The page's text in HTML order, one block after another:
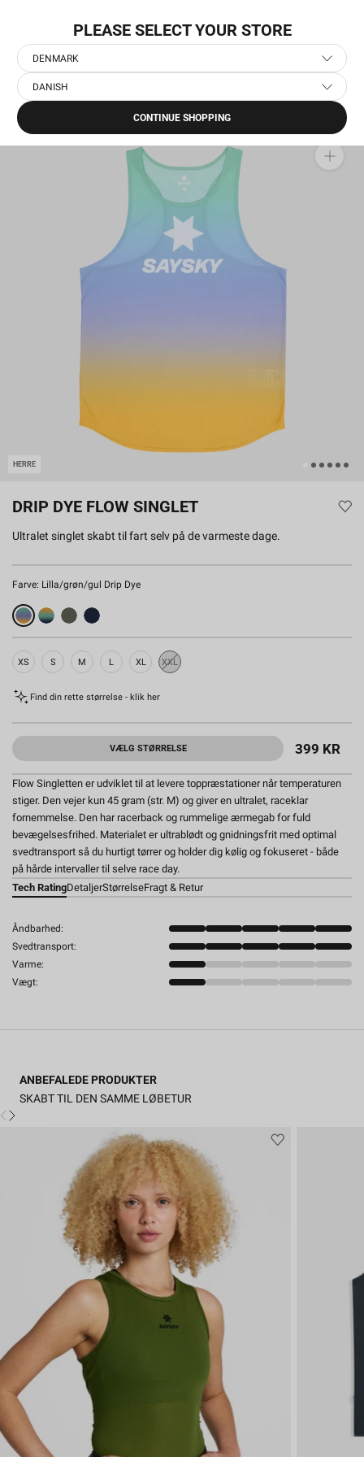
indhold
Hjem
HERRE
DRIP DYE FLOW SINGLET
Ultralet singlet skabt til fart selv på de varmeste dage.
Farve: Lilla/grøn/gul Drip Dye
XS S M L XL XXLUdsolgt
Find din rette størrelse - klik her
VÆLG STØRRELSE 399 KR
Flow Singletten er udviklet til at levere toppræstationer når temperaturen
stiger. Den vejer kun 45 gram (str. M) og giver en ultralet, raceklar
fornemmelse. Den har racerback og rummelige ærmegab for fuld
bevægelsesfrihed. Materialet er ultrablødt og gnidningsfrit med optimal
svedtransport så du hurtigt tørrer og holder dig kølig og fokuseret - både
på hårde intervaller til selve race day.
Tech RatingDetaljerStørrelseFragt & Retur
Åndbarhed:
Svedtransport:
Varme:
Vægt:
ANBEFALEDE PRODUKTER
SKABT TIL DEN SAMME LØBETUR
PLEASE SELECT YOUR STORE
DENMARK
DANISH
CONTINUE SHOPPING